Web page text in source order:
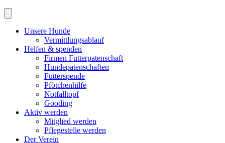
Unsere Hunde
Vermittlungsablauf
Helfen & spenden
Firmen Futterpatenschaft
Hundepatenschaften
Futterspende
Pfötchenhilfe
Notfalltopf
Gooding
Aktiv werden
Mitglied werden
Pflegestelle werden
Der Verein